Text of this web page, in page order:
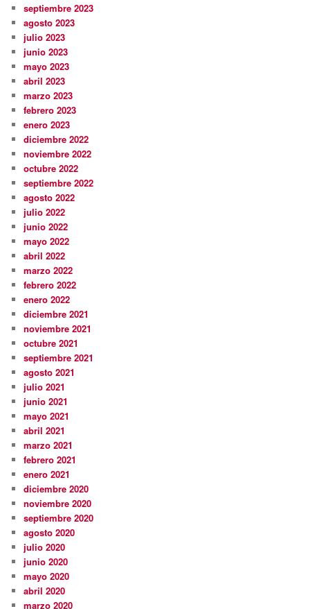
septiembre 2023
agosto 2023
julio 2023
junio 2023
mayo 2023
abril 2023
marzo 2023
febrero 2023
enero 2023
diciembre 2022
noviembre 2022
octubre 2022
septiembre 2022
agosto 2022
julio 2022
junio 2022
mayo 2022
abril 2022
marzo 2022
febrero 2022
enero 2022
diciembre 2021
noviembre 2021
octubre 2021
septiembre 2021
agosto 2021
julio 2021
junio 2021
mayo 2021
abril 2021
marzo 2021
febrero 2021
enero 2021
diciembre 2020
noviembre 2020
septiembre 2020
agosto 2020
julio 2020
junio 2020
mayo 2020
abril 2020
marzo 2020